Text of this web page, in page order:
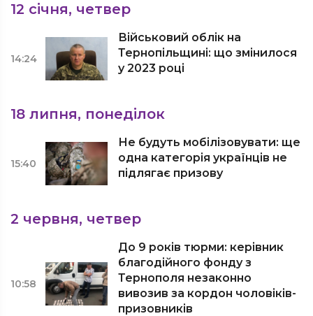
12 січня, четвер
14:24
Військовий облік на
Тернопільщині: що змінилося
у 2023 році
18 липня, понеділок
15:40
Не будуть мобілізовувати: ще
одна категорія українців не
підлягає призову
2 червня, четвер
10:58
До 9 років тюрми: керівник
благодійного фонду з
Тернополя незаконно
вивозив за кордон чоловіків-
призовників